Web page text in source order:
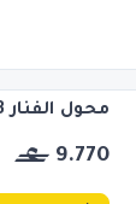
محول الفنار 13 امبير 5 متر مع ليد
9.770